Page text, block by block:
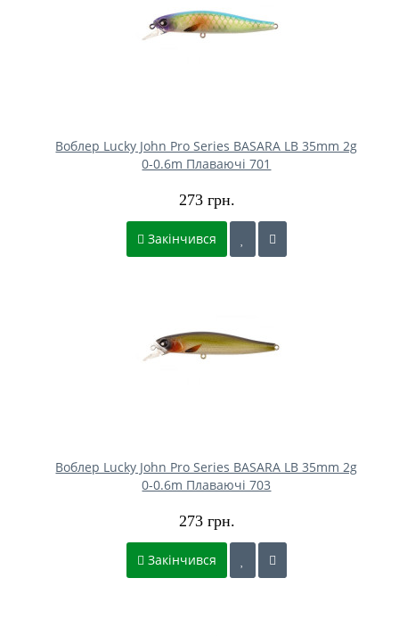
Воблер Lucky John Pro Series BASARA LB 35mm 2g
0-0.6m Плаваючі 701
273 грн.
Закінчився
Воблер Lucky John Pro Series BASARA LB 35mm 2g
0-0.6m Плаваючі 703
273 грн.
Закінчився